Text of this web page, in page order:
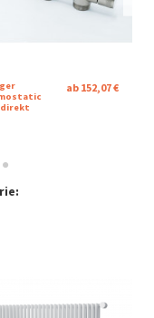
direkt
ab 152,07 €